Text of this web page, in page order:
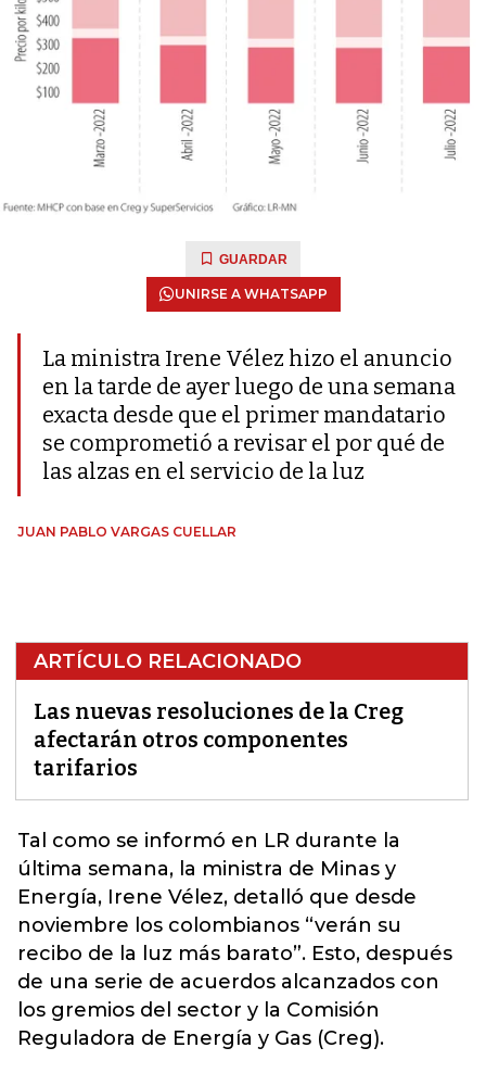
GUARDAR
UNIRSE A WHATSAPP
La ministra Irene Vélez hizo el anuncio
en la tarde de ayer luego de una semana
exacta desde que el primer mandatario
se comprometió a revisar el por qué de
las alzas en el servicio de la luz
JUAN PABLO VARGAS CUELLAR
ARTÍCULO RELACIONADO
Las nuevas resoluciones de la Creg
afectarán otros componentes
tarifarios
Tal como se informó en LR durante la
última semana, la ministra de Minas y
Energía, Irene Vélez, detalló que desde
noviembre los colombianos “verán su
recibo de la luz más barato”. Esto, después
de una serie de acuerdos alcanzados con
los gremios del sector y la Comisión
Reguladora de Energía y Gas (Creg).